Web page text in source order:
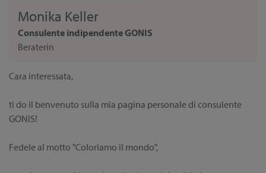
Monika Keller
Consulente indipendente GONIS
Beraterin
Cara interessata,
ti do il benvenuto sulla mia pagina personale di consulente
GONIS!
Fedele al motto "Coloriamo il mondo",